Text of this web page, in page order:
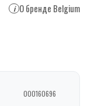
i О бренде Belgium
000160696